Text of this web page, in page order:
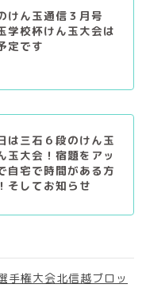
けん玉通信３月号
校杯けん玉大会は
定です
は三石６段のけん玉
玉大会！宿題をアッ
自宅で時間がある方
そしてお知らせ
手権大会北信越ブロッ